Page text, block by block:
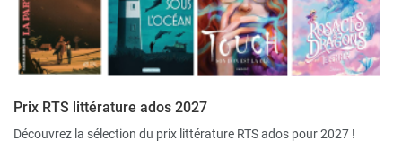
Prix RTS littérature ados 2027
Découvrez la sélection du prix littérature RTS ados pour 2027 !